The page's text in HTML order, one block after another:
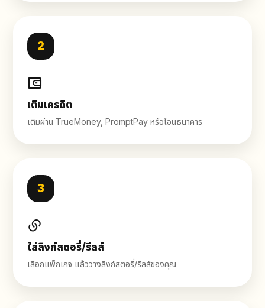
2
เติมเครดิต
เติมผ่าน TrueMoney, PromptPay หรือโอนธนาคาร
3
ใส่ลิงก์สตอรี่/รีลส์
เลือกแพ็กเกจ แล้ววางลิงก์สตอรี่/รีลส์ของคุณ